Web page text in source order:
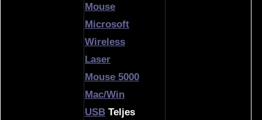
Mouse
Microsoft
Wireless
Laser
Mouse 5000
Mac/Win
USB Teljes